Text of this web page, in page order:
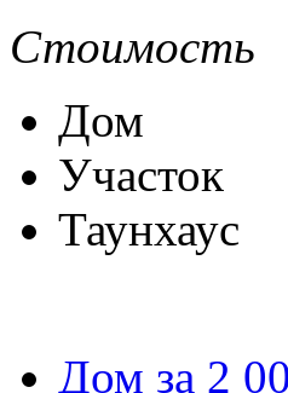
Стоимость
Дом
Участок
Таунхаус
Дом за 2